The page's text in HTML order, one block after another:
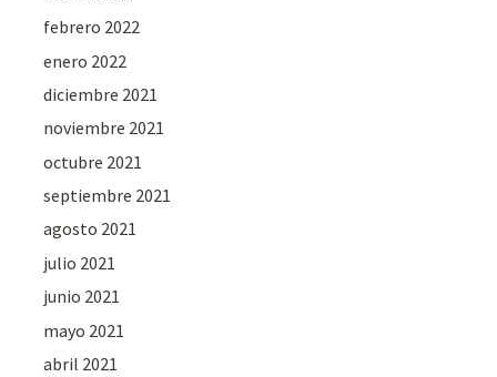
febrero 2022
enero 2022
diciembre 2021
noviembre 2021
octubre 2021
septiembre 2021
agosto 2021
julio 2021
junio 2021
mayo 2021
abril 2021